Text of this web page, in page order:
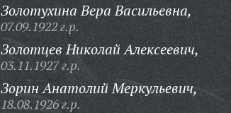
Золотухина Вера Васильевна,
07.09.1922 г.р.
Золотцев Николай Алексеевич,
03.11.1927 г.р.
Зорин Анатолий Меркульевич,
18.08.1926 г.р.